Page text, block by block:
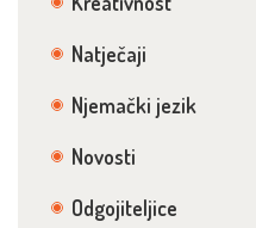
Natječaji
Njemački jezik
Novosti
Odgojiteljice